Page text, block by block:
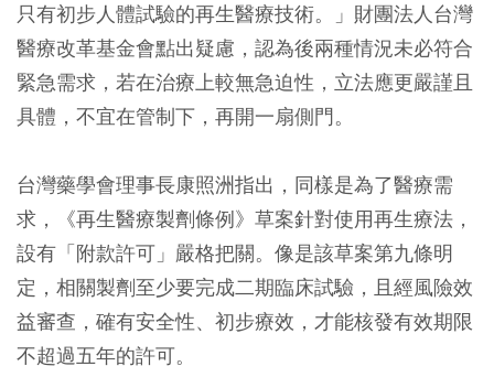
只有初步人體試驗的再生醫療技術。」財團法人台灣
醫療改革基金會點出疑慮，認為後兩種情況未必符合
緊急需求，若在治療上較無急迫性，立法應更嚴謹且
具體，不宜在管制下，再開一扇側門。
台灣藥學會理事長康照洲指出，同樣是為了醫療需
求，《再生醫療製劑條例》草案針對使用再生療法，
設有「附款許可」嚴格把關。像是該草案第九條明
定，相關製劑至少要完成二期臨床試驗，且經風險效
益審查，確有安全性、初步療效，才能核發有效期限
不超過五年的許可。